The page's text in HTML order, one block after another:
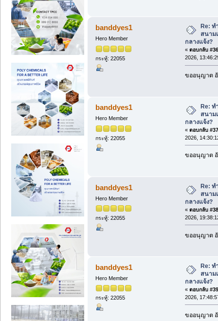
banddyes1
Hero Member
กระทู้: 22055
Re: ท
สนาม
กลางแจ้ง?
« ตอบกลับ
2026,
ขออนุญาต
banddyes1
Hero Member
กระทู้: 22055
Re: ท
สนาม
กลางแจ้ง?
« ตอบกลับ
2026,
ขออนุญาต
banddyes1
Hero Member
กระทู้: 22055
Re: ท
สนาม
กลางแจ้ง?
« ตอบกลับ
2026,
ขออนุญาต
banddyes1
Hero Member
กระทู้: 22055
Re: ท
สนาม
กลางแจ้ง?
« ตอบกลับ
2026,
ขออนุญาต